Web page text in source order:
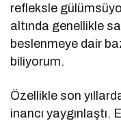
refleksle
altında genellikle
beslenmeye dair
biliyorum.
Özellikle son
inancı yaygınlaştı.